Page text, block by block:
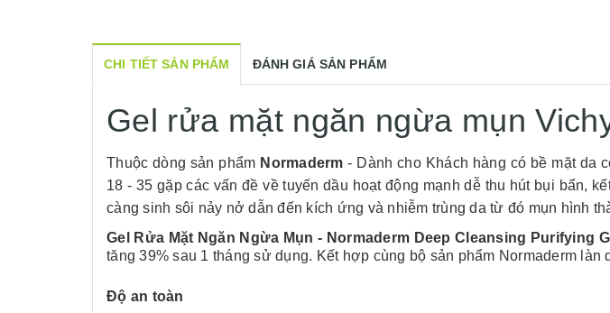
CHI TIẾT SẢN PHẨM ĐÁNH GIÁ SẢN PHẨM
Gel rửa mặt ngăn ngừa mụn
Thuộc dòng sản phẩm Normaderm- Dành cho Khách hàng có bề mặt da
18 - 35 gặp các vấn đề về tuyến dầu hoạt động mạnh dễ thu hút bụi bẩn,
càng sinh sôi nảy nở dẫn đến kích ứng và nhiễm trùng da từ đó mụn hình
Gel Rửa Mặt Ngăn Ngừa Mụn - Normaderm Deep Cleansing Purifying
tăng 39% sau 1 tháng sử dụng. Kết hợp cùng bộ sản phẩm Normaderm
Độ an toàn